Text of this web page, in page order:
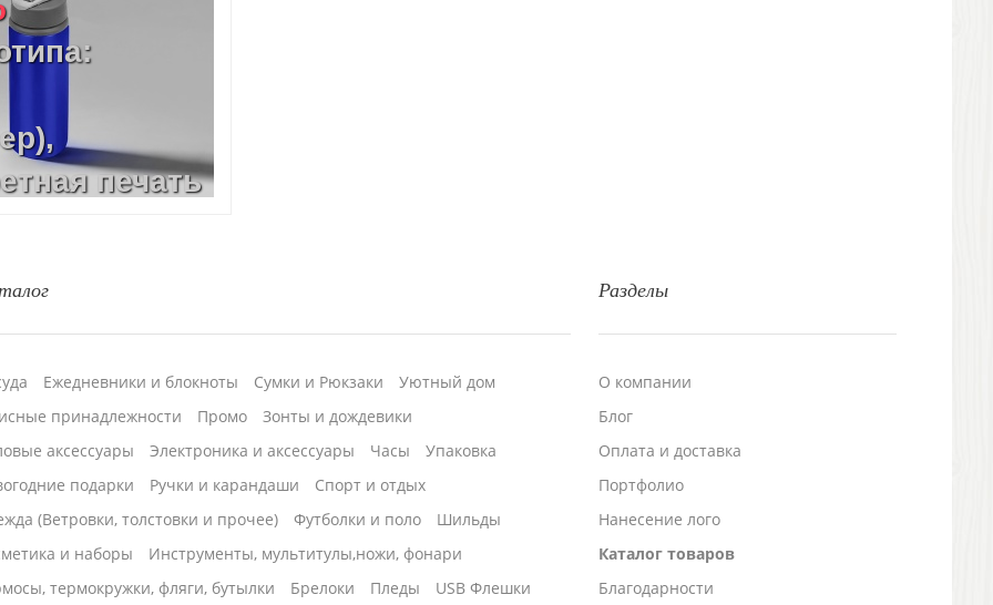
печать
Разделы
О компании
Блог
Оплата и доставка
Портфолио
Нанесение лого
Каталог товаров
Благодарности
Ежедневники и блокноты Сумки и Рюкзаки
Уютный дом
принадлежности
Промо
Зонты и дождевики
аксессуары
Электроника и аксессуары Часы
Упаковка
подарки
Ручки и карандаши
Спорт и отдых
(Ветровки, толстовки и прочее)
Футболки и поло
Шильды
и наборы
Инструменты, мультитулы,ножи, фонари
термокружки, фляги, бутылки
Брелоки Пледы USB Флешки